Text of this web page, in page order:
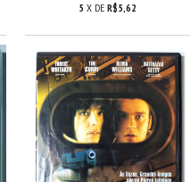
5 X DER$5,62